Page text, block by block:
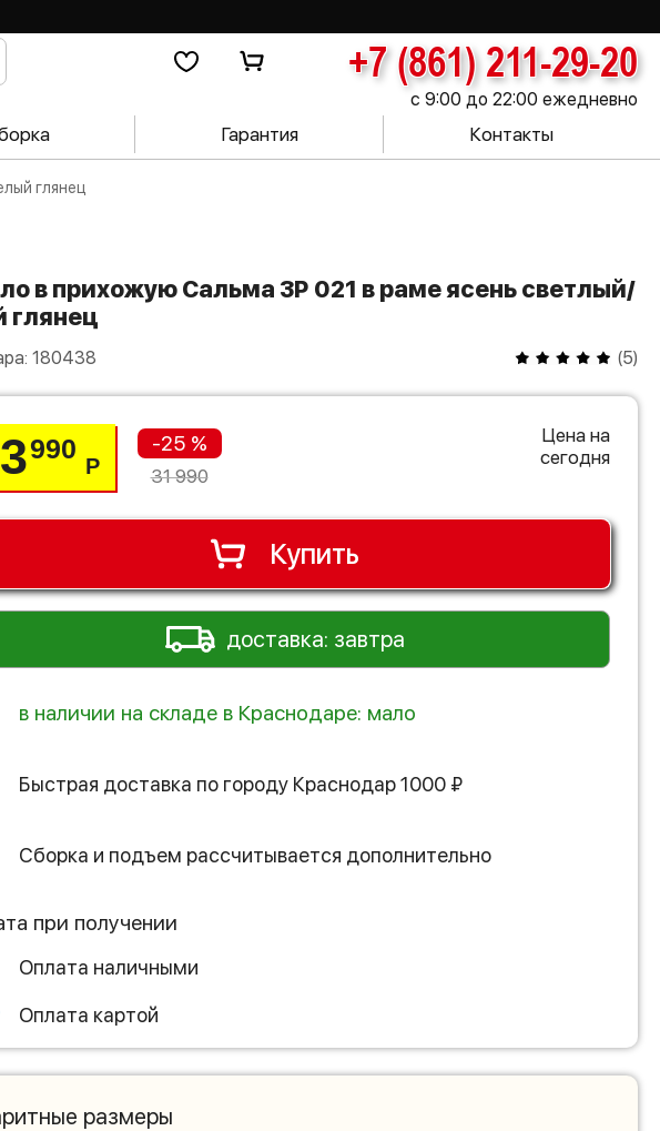
+7 (861) 211-29-20
с 9:00 до 22:00 ежедневно
Гарантия Контакты
глянец
глянец
180438 (5)
990
Р
-25 %
31 990
Цена на
сегодня
Купить
доставка: завтра
в наличии на складе в Краснодаре: мало
Быстрая доставка по городу Краснодар 1000 ₽
Сборка и подъем рассчитывается дополнительно
при получении
Оплата наличными
Оплата картой
размеры